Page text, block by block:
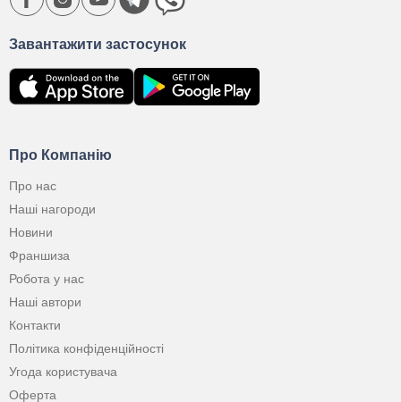
Про Компанію
Про нас
Наші нагороди
Новини
Франшиза
Робота у нас
Наші автори
Контакти
Політика конфіденційності
Угода користувача
Оферта
Завантажити застосунок